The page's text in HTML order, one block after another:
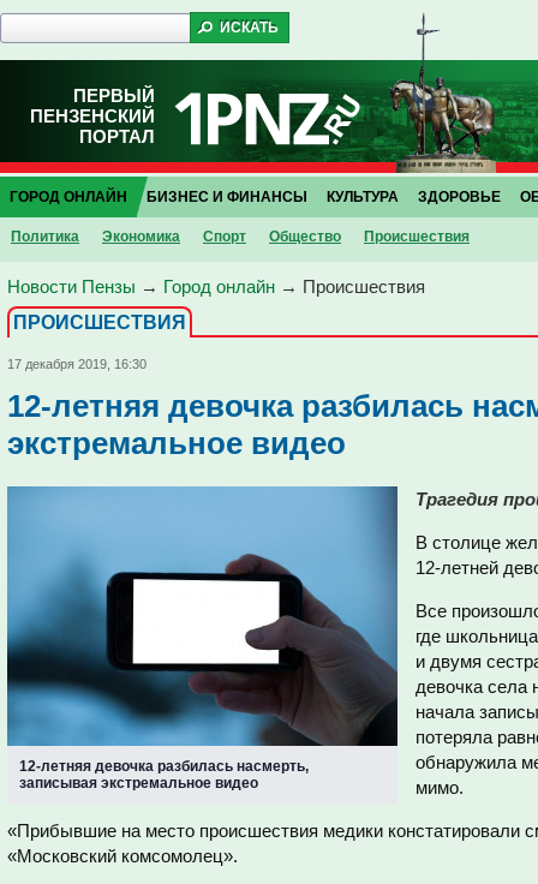
ПЕРВЫЙ
ПЕНЗЕНСКИЙ
ПОРТАЛ
ГОРОД ОНЛАЙН
Политика Экономика Спорт Общество Проиcшествия
БИЗНЕС И ФИНАНСЫ КУЛЬТУРА ЗДОРОВЬЕ
Новости Пензы → Город онлайн → Проиcшествия
ПРОИCШЕСТВИЯ
17 декабря 2019, 16:30
12-летняя девочка разбилась
экстремальное видео
12-летняя девочка разбилась насмерть,
записывая экстремальное видео
Трагедия
В столице
12-летней
Все
где
и двумя
девочка села
начала
потеряла
обнаружила
мимо.
«Прибывшие на место происшествия медики констатировали
«Московский комсомолец».